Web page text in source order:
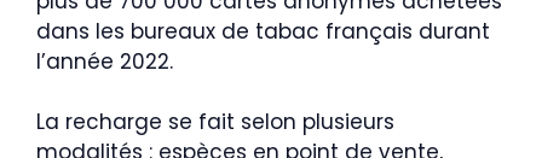
dans les bureaux de tabac français durant
l’année 2022.
La recharge se fait selon plusieurs